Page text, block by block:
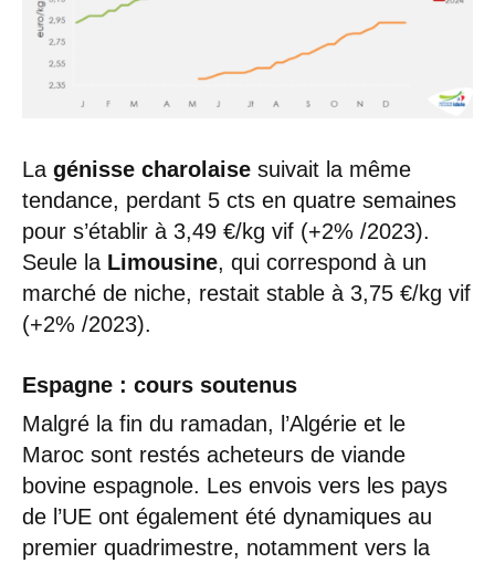
La génisse charolaise suivait la même
tendance, perdant 5 cts en quatre semaines
pour s’établir à 3,49 €/kg vif (+2% /2023).
Seule la Limousine, qui correspond à un
marché de niche, restait stable à 3,75 €/kg vif
(+2% /2023).
Espagne : cours soutenus
Malgré la fin du ramadan, l’Algérie et le
Maroc sont restés acheteurs de viande
bovine espagnole. Les envois vers les pays
de l’UE ont également été dynamiques au
premier quadrimestre, notamment vers la